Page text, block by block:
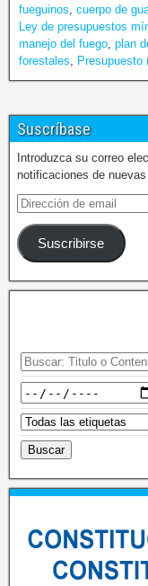
fueguinos cuerpo de
Ley de presupuestos
manejo del fuego plan
forestales
Presupuesto
Suscríbase
Introduzca su correo
notificaciones de nuevas
Suscribirse